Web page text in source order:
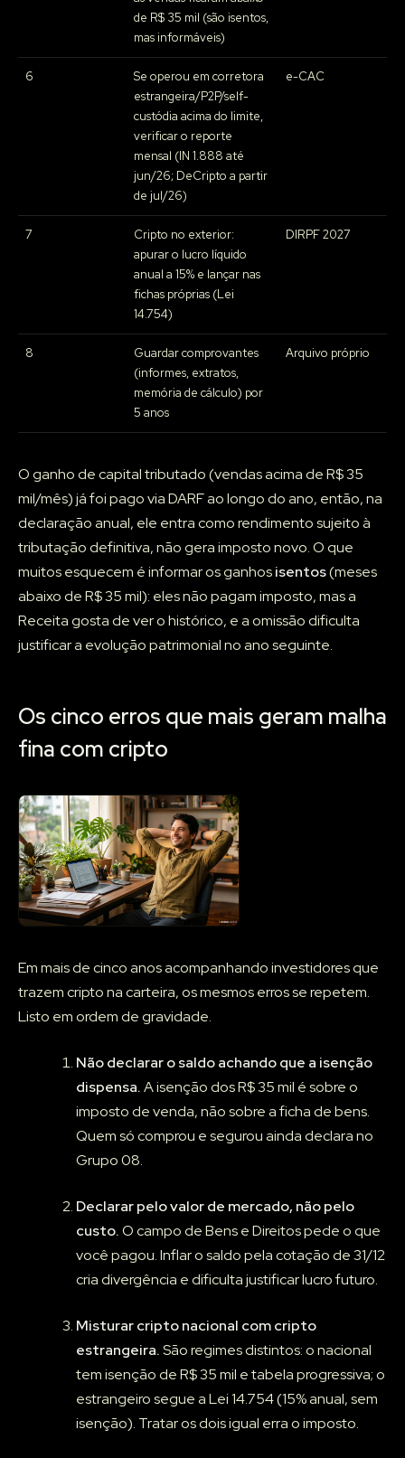
de R$ 35 mil (são isentos,
mas informáveis)
6
Se operou em corretora
estrangeira/P2P/self-
custódia acima do limite,
verificar o reporte
mensal (IN 1.888 até
jun/26; DeCripto a partir
de jul/26)
e-CAC
7
Cripto no exterior:
apurar o lucro líquido
anual a 15% e lançar nas
fichas próprias (Lei
14.754)
DIRPF 2027
8
Guardar comprovantes
(informes, extratos,
memória de cálculo) por
5 anos
Arquivo próprio
O ganho de capital tributado (vendas acima de R$ 35
mil/mês) já foi pago via DARF ao longo do ano, então, na
declaração anual, ele entra como rendimento sujeito à
tributação definitiva, não gera imposto novo. O que
muitos esquecem é informar os ganhosisentos(meses
abaixo de R$ 35 mil): eles não pagam imposto, mas a
Receita gosta de ver o histórico, e a omissão dificulta
justificar a evolução patrimonial no ano seguinte.
Os cinco erros que mais geram malha
fina com cripto
Em mais de cinco anos acompanhando investidores que
trazem cripto na carteira, os mesmos erros se repetem.
Listo em ordem de gravidade.
Não declarar o saldo achando que a isenção
dispensa.A isenção dos R$ 35 mil é sobre o
imposto de venda, não sobre a ficha de bens.
Quem só comprou e segurou ainda declara no
Grupo 08.
Declarar pelo valor de mercado, não pelo
custo.O campo de Bens e Direitos pede o que
você pagou. Inflar o saldo pela cotação de 31/12
cria divergência e dificulta justificar lucro futuro.
Misturar cripto nacional com cripto
estrangeira.São regimes distintos: o nacional
tem isenção de R$ 35 mil e tabela progressiva; o
estrangeiro segue a Lei 14.754 (15% anual, sem
isenção). Tratar os dois igual erra o imposto.